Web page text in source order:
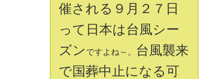
催される９月２７日
って日本は台風シー
ズン ですよね～。
台風襲来
で国葬中止になる可